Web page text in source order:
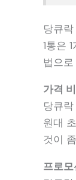
당큐
1통은
법으
가격
당큐
원대
것이
프로